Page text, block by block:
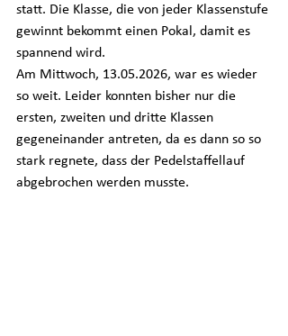
statt. Die Klasse, die von jeder Klassenstufe
gewinnt bekommt einen Pokal, damit es
spannend wird.
Am Mittwoch, 13.05.2026, war es wieder
so weit. Leider konnten bisher nur die
ersten, zweiten und dritte Klassen
gegeneinander antreten, da es dann so so
stark regnete, dass der Pedelstaffellauf
abgebrochen werden musste.